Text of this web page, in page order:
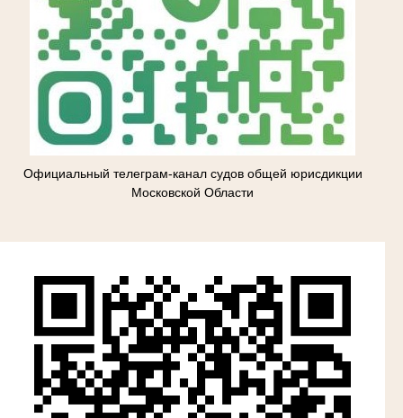
Официальный телеграм-канал судов общей юрисдикции
Московской Области